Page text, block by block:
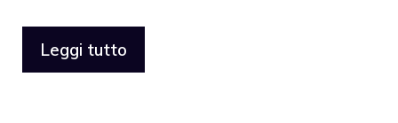
Leggi tutto